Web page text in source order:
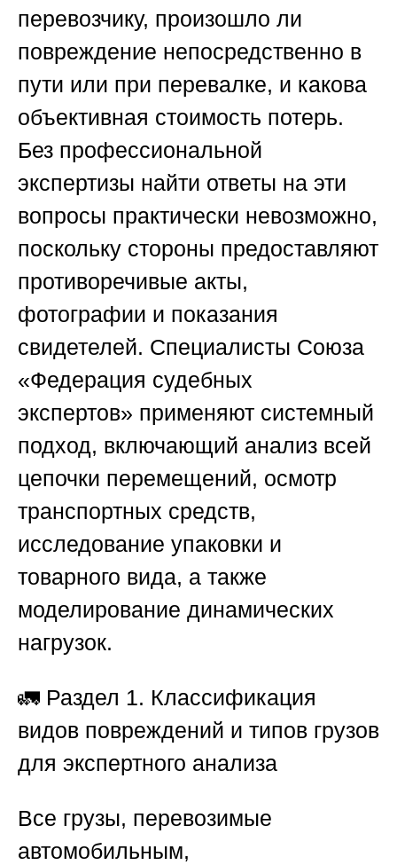
перевозчику, произошло ли
повреждение непосредственно в
пути или при перевалке, и какова
объективная стоимость потерь.
Без профессиональной
экспертизы найти ответы на эти
вопросы практически невозможно,
поскольку стороны предоставляют
противоречивые акты,
фотографии и показания
свидетелей. Специалисты Союза
«Федерация судебных
экспертов» применяют системный
подход, включающий анализ всей
цепочки перемещений, осмотр
транспортных средств,
исследование упаковки и
товарного вида, а также
моделирование динамических
нагрузок.
🚛 Раздел 1. Классификация
видов повреждений и типов грузов
для экспертного анализа
Все грузы, перевозимые
автомобильным,